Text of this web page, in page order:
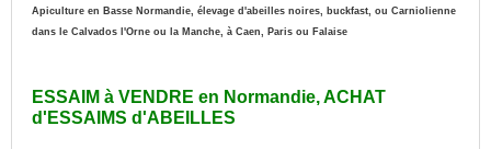
Apiculture en Basse Normandie, élevage d'abeilles noires, buckfast, ou Carniolienne
dans le Calvados l'Orne ou la Manche, à Caen, Paris ou Falaise
ESSAIM à VENDRE en Normandie, ACHAT
d'ESSAIMS d'ABEILLES